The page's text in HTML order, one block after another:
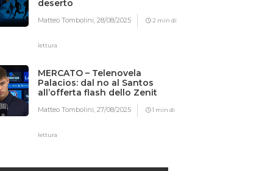
deserto
Matteo Tombolini,28/08/2025 2 min di
lettura
MERCATO – Telenovela
Palacios: dal no al Santos
all’offerta flash dello Zenit
Matteo Tombolini,27/08/2025 1 min di
lettura